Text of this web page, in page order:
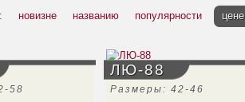
новизне названию популярности цене
58
ЛЮ-88
Размеры: 42-46